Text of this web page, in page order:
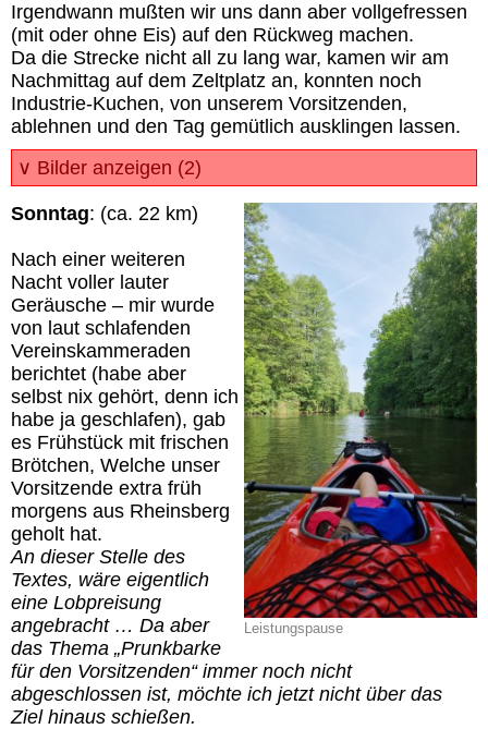
Irgendwann mußten wir uns dann aber vollgefressen
(mit oder ohne Eis) auf den Rückweg machen.
Da die Strecke nicht all zu lang war, kamen wir am
Nachmittag auf dem Zeltplatz an, konnten noch
Industrie-Kuchen, von unserem Vorsitzenden,
ablehnen und den Tag gemütlich ausklingen lassen.
∨ Bilder anzeigen (2)
Leistungspause
Sonntag: (ca. 22 km)
Nach einer weiteren
Nacht voller lauter
Geräusche – mir wurde
von laut schlafenden
Vereinskammeraden
berichtet (habe aber
selbst nix gehört, denn ich
habe ja geschlafen), gab
es Frühstück mit frischen
Brötchen, Welche unser
Vorsitzende extra früh
morgens aus Rheinsberg
geholt hat.
An dieser Stelle des
Textes, wäre eigentlich
eine Lobpreisung
angebracht … Da aber
das Thema „Prunkbarke
für den Vorsitzenden“ immer noch nicht
abgeschlossen ist, möchte ich jetzt nicht über das
Ziel hinaus schießen.